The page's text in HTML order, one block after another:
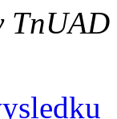
TnUAD